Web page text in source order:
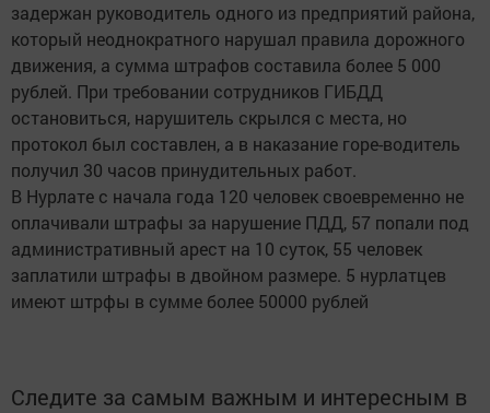
задержан руководитель одного из предприятий района,
который неоднократного нарушал правила дорожного
движения, а сумма штрафов составила более 5 000
рублей. При требовании сотрудников ГИБДД
остановиться, нарушитель скрылся с места, но
протокол был составлен, а в наказание горе-водитель
получил 30 часов принудительных работ.
В Нурлате с начала года 120 человек своевременно не
оплачивали штрафы за нарушение ПДД, 57 попали под
административный арест на 10 суток, 55 человек
заплатили штрафы в двойном размере. 5 нурлатцев
имеют штрфы в сумме более 50000 рублей
Следите за самым важным и интересным в